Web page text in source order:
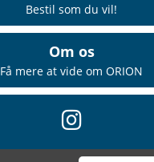
Bestil som du vil!
Om os
Få mere at vide om ORION
instagram